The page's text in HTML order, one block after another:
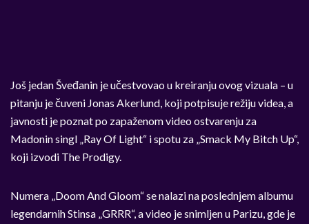
Još jedan Šveđanin je učestvovao u kreiranju ovog vizuala – u
pitanju je čuveni Jonas Akerlund, koji potpisuje režiju videa, a
javnosti je poznat po zapaženom video ostvarenju za
Madonin singl „Ray Of Light“ i spotu za „Smack My Bitch Up“,
koji izvodi The Prodigy.
Numera „Doom And Gloom“ se nalazi na poslednjem albumu
legendarnih Stinsa „GRRR“, a video je snimljen u Parizu, gde je